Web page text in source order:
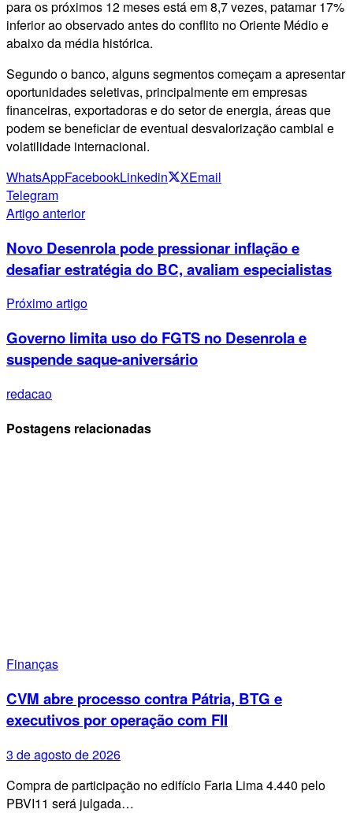
para os próximos 12 meses está em 8,7 vezes, patamar 17%
inferior ao observado antes do conflito no Oriente Médio e
abaixo da média histórica.
Segundo o banco, alguns segmentos começam a apresentar
oportunidades seletivas, principalmente em empresas
financeiras, exportadoras e do setor de energia, áreas que
podem se beneficiar de eventual desvalorização cambial e
volatilidade internacional.
WhatsAppFacebookLinkedin XEmail
Telegram
Artigo anterior
Novo Desenrola pode pressionar inflação e
desafiar estratégia do BC, avaliam especialistas
Próximo artigo
Governo limita uso do FGTS no Desenrola e
suspende saque-aniversário
redacao
Postagens relacionadas
Finanças
CVM abre processo contra Pátria, BTG e
executivos por operação com FII
3 de agosto de 2026
Compra de participação no edifício Faria Lima 4.440 pelo
PBVI11 será julgada…